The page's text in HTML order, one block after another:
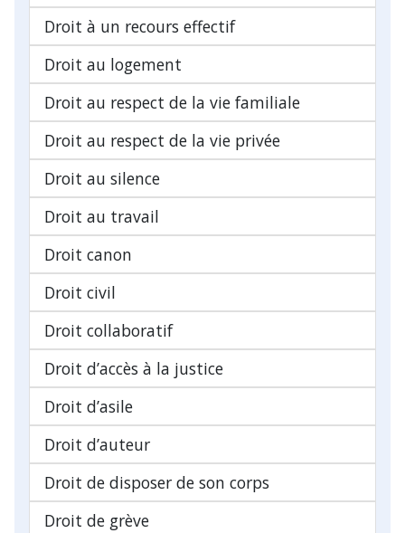
Droit à un recours effectif
Droit au logement
Droit au respect de la vie familiale
Droit au respect de la vie privée
Droit au silence
Droit au travail
Droit canon
Droit civil
Droit collaboratif
Droit d’accès à la justice
Droit d’asile
Droit d’auteur
Droit de disposer de son corps
Droit de grève